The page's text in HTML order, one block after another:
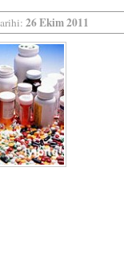
26 Ekim 2011